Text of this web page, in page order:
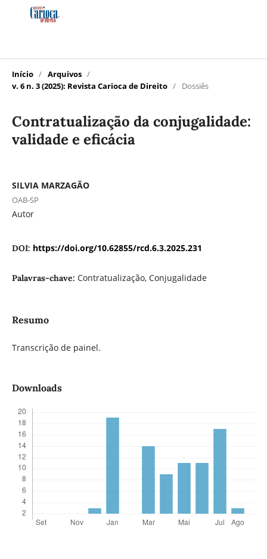
Início / Arquivos /
v. 6 n. 3 (2025): Revista Carioca de Direito / Dossiês
Contratualização da conjugalidade:
validade e eficácia
SILVIA MARZAGÃO
OAB-SP
Autor
DOI: https://doi.org/10.62855/rcd.6.3.2025.231
Palavras-chave: Contratualização, Conjugalidade
Resumo
Transcrição de painel.
Downloads